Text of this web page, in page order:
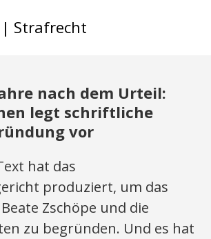
Strafrecht
nach dem Urteil:
legt schriftliche
vor
hat das
produziert, um das
Zschöpe und die
zu begründen. Und es hat